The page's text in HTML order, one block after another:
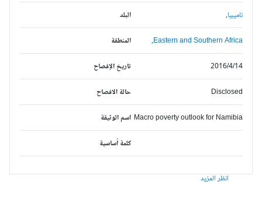
البلد ناميبيا,
المنطقة Eastern and Southern Africa,
تاريخ الإفصاح 2016/4/14
حالة الافصاح Disclosed
اسم الوثيقة Macro poverty outlook for Namibia
كلمة أساسية
انظر المزيد